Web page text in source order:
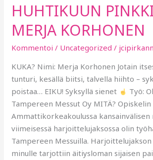
HUHTIKUUN
MERJA KORHONEN
Kommentoi / Uncategorized /
KUKA? Nimi: Merja Korhonen Jotain
tunturi, kesällä biitsi, talvella hiihto –
poistaa… EIKU! Syksyllä sienet
Työ:
Tampereen Messut Oy MITÄ?
Ammattikorkeakoulussa kansainvälisen
viimeisessä harjoittelujaksossa olin
Tampereen Messuilla.
minulle tarjottiin äitiysloman sijaisen